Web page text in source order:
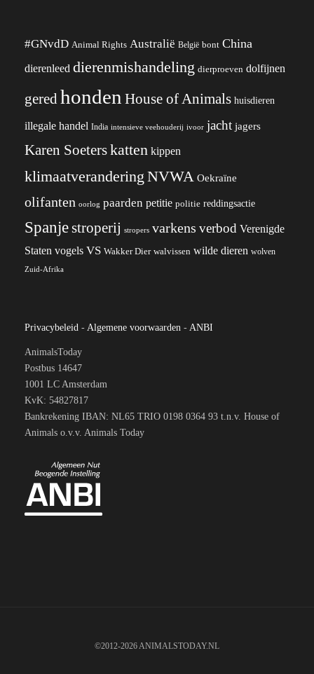
#GNvdD Animal Rights Australië België bont China
dierenleed dierenmishandeling dierproeven dolfijnen
gered honden House of Animals huisdieren
illegale handel India intensieve veehouderij ivoor jacht jagers
Karen Soeterskatten kippen
klimaatverandering NVWA Oekraïne
olifanten oorlog paarden petitie politie reddingsactie
Spanjestroperij stropers varkens verbod Verenigde
Staten vogels VS Wakker Dier walvissen wilde dieren wolven
Zuid-Afrika
Privacybeleid - Algemene voorwaarden - ANBI
AnimalsToday
Postbus 14647
1001 LC Amsterdam
KvK: 54827817
Bankrekening IBAN: NL65 TRIO 0198 0364 93 t.n.v. House of
Animals o.v.v. Animals Today
©2012-2026 ANIMALSTODAY.NL